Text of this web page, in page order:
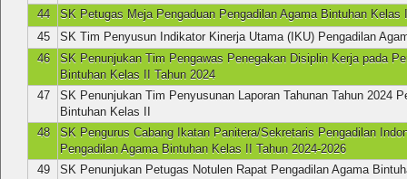
44
SK Petugas Meja Pengaduan Pengadilan Agama Bintuhan Kelas
45
SK Tim Penyusun Indikator Kinerja Utama (IKU) Pengadilan
46
SK Penunjukan Tim Pengawas Penegakan Disiplin Kerja pada
Bintuhan Kelas II Tahun 2024
47
SK Penunjukan Tim Penyusunan Laporan Tahunan Tahun 2024
Bintuhan Kelas II
48
SK Pengurus Cabang Ikatan Panitera/Sekretaris Pengadilan
Pengadilan Agama Bintuhan Kelas II Tahun 2024-2026
49
SK Penunjukan Petugas Notulen Rapat Pengadilan Agama